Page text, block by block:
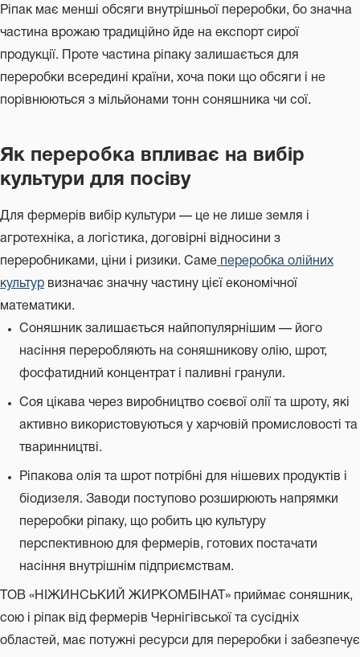
Ріпак має менші обсяги внутрішньої переробки, бо значна
частина врожаю традиційно йде на експорт сирої
продукції. Проте частина ріпаку залишається для
переробки всередині країни, хоча поки що обсяги і не
порівнюються з мільйонами тонн соняшника чи сої.
Як переробка впливає на вибір
культури для посіву
Для фермерів вибір культури — це не лише земля і
агротехніка, а логістика, договірні відносини з
переробниками, ціни і ризики. Саме переробка олійних
культур визначає значну частину цієї економічної
математики.
Соняшник залишається найпопулярнішим — його
насіння переробляють на соняшникову олію, шрот,
фосфатидний концентрат і паливні гранули.
Соя цікава через виробництво соєвої олії та шроту, які
активно використовуються у харчовій промисловості та
тваринництві.
Ріпакова олія та шрот потрібні для нішевих продуктів і
біодизеля. Заводи поступово розширюють напрямки
переробки ріпаку, що робить цю культуру
перспективною для фермерів, готових постачати
насіння внутрішнім підприємствам.
ТОВ «НІЖИНСЬКИЙ ЖИРКОМБІНАТ» приймає соняшник,
сою і ріпак від фермерів Чернігівської та сусідніх
областей, має потужні ресурси для переробки і забезпечує